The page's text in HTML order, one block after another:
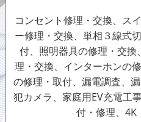
コンセント修理・交換、ス
ー修理・交換、単相３線式
付、照明器具の修理・交
理・交換、インターホンの
の修理・取付、漏電調査、漏
犯カメラ、家庭用EV充電工
付・修理、4K